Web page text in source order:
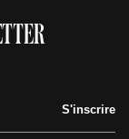
S'inscrire